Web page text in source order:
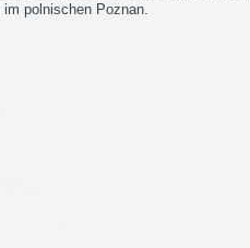
im polnischen Poznan.